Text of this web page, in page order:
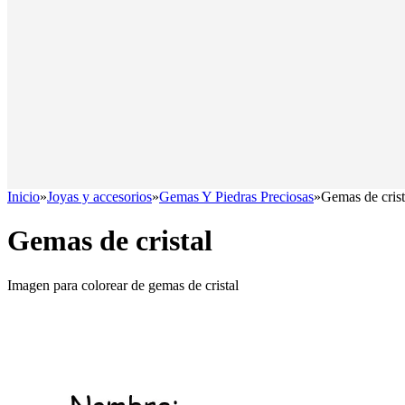
Inicio»Joyas y accesorios»Gemas Y Piedras Preciosas»Gemas de
Gemas de cristal
Imagen para colorear de gemas de cristal